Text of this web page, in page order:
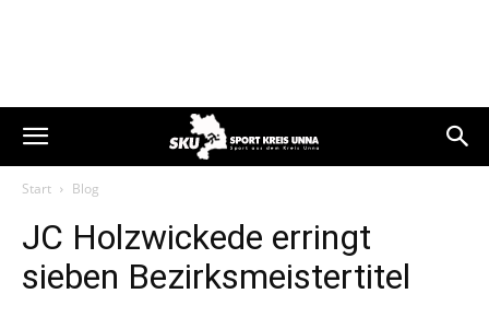
Start Blog
JC Holzwickede erringt
sieben Bezirksmeistertitel